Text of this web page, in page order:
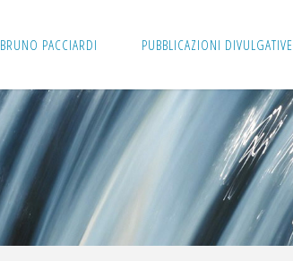
BRUNO PACCIARDI PUBBLICAZIONI DIVULGATIVE